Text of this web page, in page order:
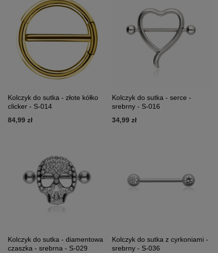
Kolczyk do sutka - złote kółko
clicker - S-014
84,99 zł
Kolczyk do sutka - serce -
srebrny - S-016
34,99 zł
Kolczyk do sutka - diamentowa
czaszka - srebrna - S-029
Kolczyk do sutka z cyrkoniami -
srebrny - S-036